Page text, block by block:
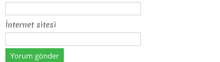
İnternet sitesi